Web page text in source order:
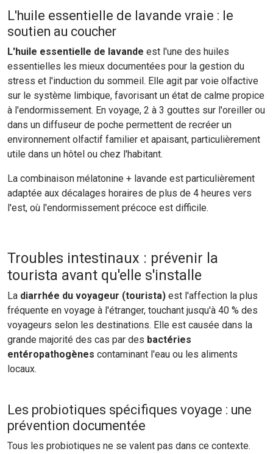
L'huile essentielle de lavande vraie : le
soutien au coucher
L'huile essentielle de lavande est l'une des huiles
essentielles les mieux documentées pour la gestion du
stress et l'induction du sommeil. Elle agit par voie olfactive
sur le système limbique, favorisant un état de calme propice
à l'endormissement. En voyage, 2 à 3 gouttes sur l'oreiller ou
dans un diffuseur de poche permettent de recréer un
environnement olfactif familier et apaisant, particulièrement
utile dans un hôtel ou chez l'habitant.
La combinaison mélatonine + lavande est particulièrement
adaptée aux décalages horaires de plus de 4 heures vers
l'est, où l'endormissement précoce est difficile.
Troubles intestinaux : prévenir la
tourista avant qu'elle s'installe
La diarrhée du voyageur (tourista) est l'affection la plus
fréquente en voyage à l'étranger, touchant jusqu'à 40 % des
voyageurs selon les destinations. Elle est causée dans la
grande majorité des cas par des bactéries
entéropathogènes contaminant l'eau ou les aliments
locaux.
Les probiotiques spécifiques voyage : une
prévention documentée
Tous les probiotiques ne se valent pas dans ce contexte.